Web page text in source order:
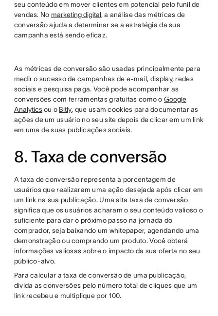
seu conteúdo em mover clientes em potencial pelo funil de
vendas. No marketing digital, a análise das métricas de
conversão ajuda a determinar se a estratégia da sua
campanha está sendo eficaz.
As métricas de conversão são usadas principalmente para
medir o sucesso de campanhas de e-mail, display, redes
sociais e pesquisa paga. Você pode acompanhar as
conversões com ferramentas gratuitas como o Google
Analyticsou o Bitly, que usam cookies para documentar as
ações de um usuário no seu site depois de clicar em um link
em uma de suas publicações sociais.
8. Taxa de conversão
A taxa de conversão representa a porcentagem de
usuários que realizaram uma ação desejada após clicar em
um link na sua publicação. Uma alta taxa de conversão
significa que os usuários acharam o seu conteúdo valioso o
suficiente para dar o próximo passo na jornada do
comprador, seja baixando um whitepaper, agendando uma
demonstração ou comprando um produto. Você obterá
informações valiosas sobre o impacto da sua oferta no seu
público-alvo.
Para calcular a taxa de conversão de uma publicação,
divida as conversões pelo número total de cliques que um
link recebeu e multiplique por 100.